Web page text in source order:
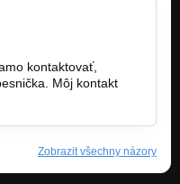
kontaktovať,
Môj kontakt
Zobrazit všechny názory